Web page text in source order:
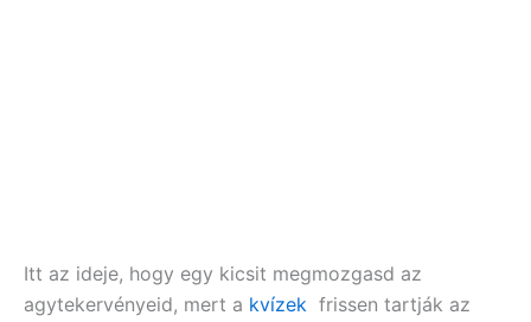
Itt az ideje, hogy egy kicsit megmozgasd az
agytekervényeid, mert a kvízek frissen tartják az